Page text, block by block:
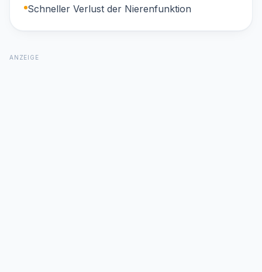
Schneller Verlust der Nierenfunktion
ANZEIGE